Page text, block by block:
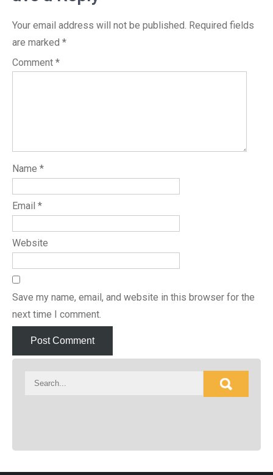
Your email address will not be published. Required fields
are marked *
Comment *
Name *
Email *
Website
Save my name, email, and website in this browser for the
next time I comment.